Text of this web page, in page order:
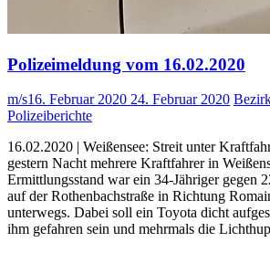
Polizeimeldung vom 16.02.2020
m/s16. Februar 2020 24. Februar 2020
Polizeiberichte
16.02.2020 | Weißensee: Streit unter
gestern Nacht mehrere Kraftfahrer in
Ermittlungsstand war ein 34-Jähriger gegen
auf der Rothenbachstraße in Richtung
unterwegs. Dabei soll ein Toyota dicht
ihm gefahren sein und mehrmals die